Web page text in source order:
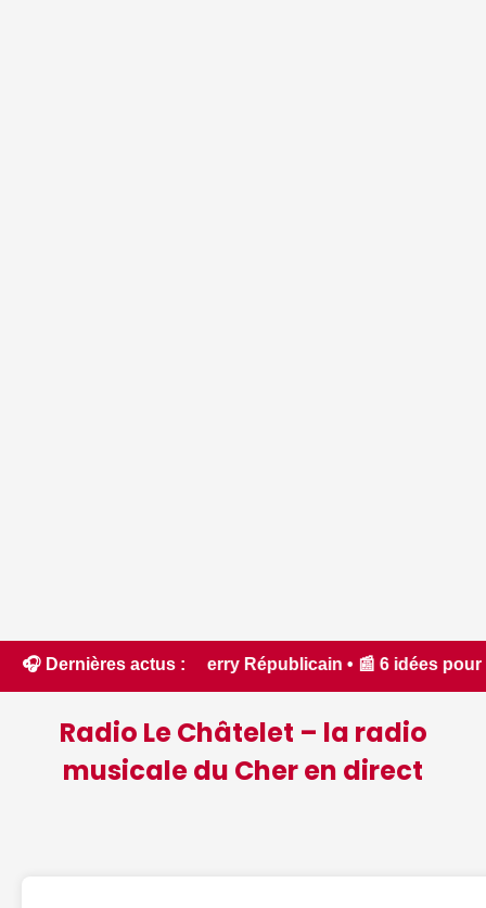
🎧 Dernières actus :
Républicain • 📰 6 idées pour ne rien
Radio Le Châtelet – la radio
musicale du Cher en direct